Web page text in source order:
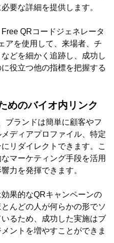
要な詳細を提供します。
QRコードジェネレータ
アを使用して、来場者、チ
どを細かく追跡し、成功し
役立つ他の指標を把握する
めのバイオ内リンク
ブランドは簡単に顧客やフ
ディアプロファイル、特定
リダイレクトできます。こ
マーケティング手段を活用
力を発揮できます。
果的なQRキャンペーンの
んどの人が何らかの形でソ
るため、成功した実施はブ
ントを増やすことができま